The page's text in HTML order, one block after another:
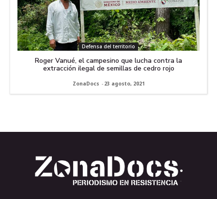
Defensa del territorio
Roger Vanué, el campesino que lucha contra la
extracción ilegal de semillas de cedro rojo
ZonaDocs - 23 agosto, 2021
.
.